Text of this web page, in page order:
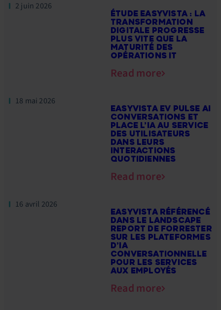
2 juin 2026
ÉTUDE EASYVISTA : LA
TRANSFORMATION
DIGITALE PROGRESSE
PLUS VITE QUE LA
MATURITÉ DES
OPÉRATIONS IT
Read more
18 mai 2026
EASYVISTA EV PULSE AI
CONVERSATIONS ET
PLACE L’IA AU SERVICE
DES UTILISATEURS
DANS LEURS
INTERACTIONS
QUOTIDIENNES
Read more
16 avril 2026
EASYVISTA RÉFÉRENCÉ
DANS LE LANDSCAPE
REPORT DE FORRESTER
SUR LES PLATEFORMES
D’IA
CONVERSATIONNELLE
POUR LES SERVICES
AUX EMPLOYÉS
Read more